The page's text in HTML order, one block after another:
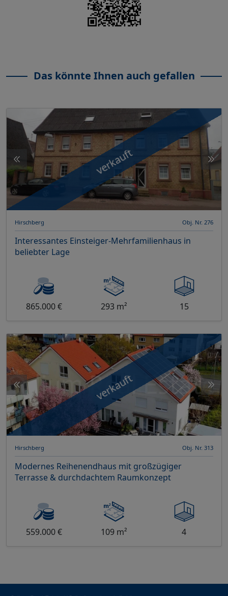
Das könnte Ihnen auch gefallen
verkauft
Hirschberg Obj. Nr. 276
Interessantes Einsteiger-Mehrfamilienhaus in
beliebter Lage
865.000 € 293 m² 15
verkauft
Hirschberg Obj. Nr. 313
Modernes Reihenendhaus mit großzügiger
Terrasse & durchdachtem Raumkonzept
559.000 € 109 m² 4